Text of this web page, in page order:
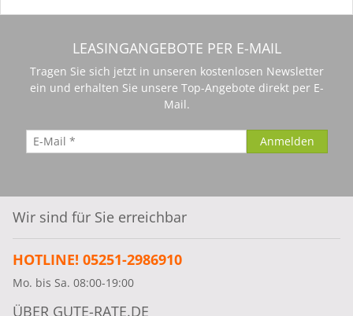
LEASINGANGEBOTE PER E-MAIL
Tragen Sie sich jetzt in unseren kostenlosen Newsletter
ein und erhalten Sie unsere Top-Angebote direkt per E-
Mail.
Wir sind für Sie erreichbar
HOTLINE! 05251-2986910
Mo. bis Sa. 08:00-19:00
ÜBER GUTE-RATE.DE